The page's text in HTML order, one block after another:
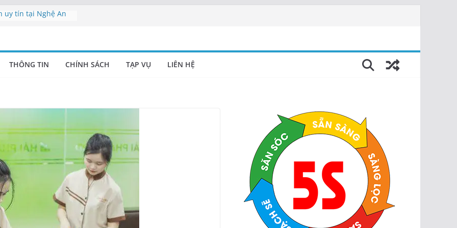
uy tín tại Nghệ An
Nghệ An –
THÔNG TIN CHÍNH SÁCH TẠP VỤ LIÊN HỆ